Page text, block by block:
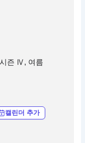
즌 Ⅳ, 여름
캘린더 추가